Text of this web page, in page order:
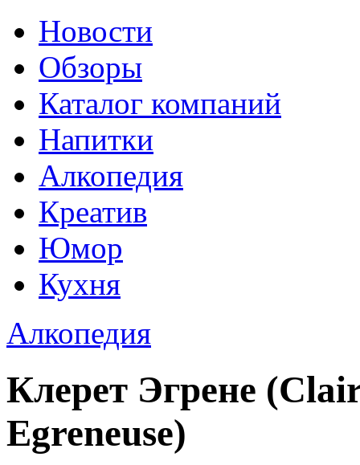
Новости
Обзоры
Каталог компаний
Напитки
Алкопедия
Креатив
Юмор
Кухня
Алкопедия
Клерет Эгрене
Egreneuse)